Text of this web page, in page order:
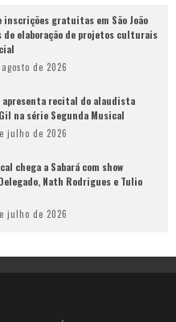
gratuitas em São João
de elaboração de projetos culturais
de 2026
recital do alaudista
na série Segunda Musical
julho de 2026
chega a Sabará com show
Nath Rodrigues e Tulio
julho de 2026